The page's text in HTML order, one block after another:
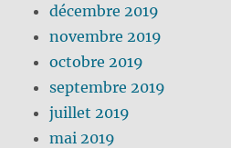
décembre 2019
novembre 2019
octobre 2019
septembre 2019
juillet 2019
mai 2019